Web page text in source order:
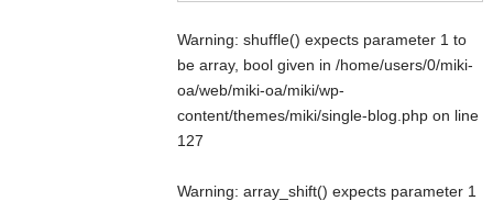
Warning: shuffle() expects parameter 1 to
be array, bool given in/home/users/0/miki-
oa/web/miki-oa/miki/wp-
content/themes/miki/single-blog.php on line
127
Warning: array_shift() expects parameter 1